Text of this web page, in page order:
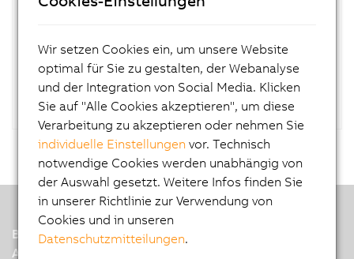
- POWERLINK Hybridkabel - 1,0m - Nicht
empfohlen für neue Projekte
B&R
A member of the ABB Group
Wir setzen Cookies ein, um unsere Website
optimal für Sie zu gestalten, der Webanalyse
und der Integration von Social Media. Klicken
Sie auf "Alle Cookies akzeptieren", um diese
Verarbeitung zu akzeptieren oder nehmen Sie
individuelle Einstellungen vor. Technisch
notwendige Cookies werden unabhängig von
der Auswahl gesetzt. Weitere Infos finden Sie
in unserer Richtlinie zur Verwendung von
Cookies und in unseren
Datenschutzmitteilungen.